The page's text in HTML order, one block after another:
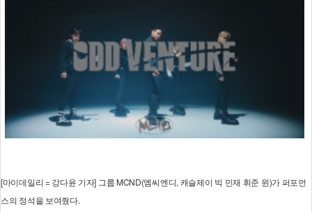
[마이데일리 = 강다윤 기자] 그룹 MCND(엠씨엔디, 캐슬제이 빅 민재 휘준 윈)가 퍼포먼
스의 정석을 보여줬다.